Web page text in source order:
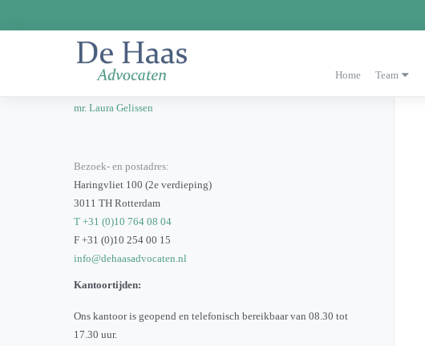
Home Team
mr. Priscilla de Haas
mr. Laura Gelissen
Bezoek- en postadres:
Haringvliet 100 (2e verdieping)
3011 TH Rotterdam
T +31 (0)10 764 08 04
F +31 (0)10 254 00 15
info@dehaasadvocaten.nl
Kantoortijden:
Ons kantoor is geopend en telefonisch bereikbaar van 08.30 tot
17.30 uur.